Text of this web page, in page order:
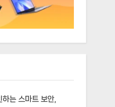
는 스마트 보안,